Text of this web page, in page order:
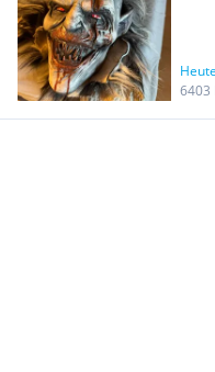
6403